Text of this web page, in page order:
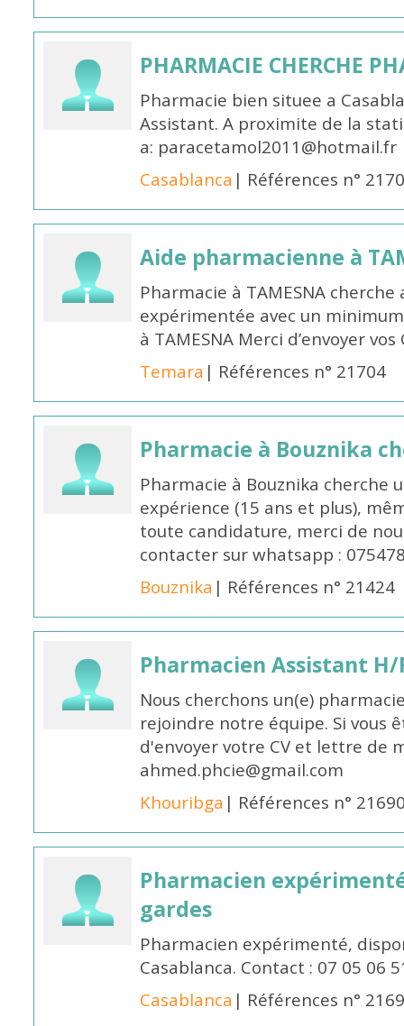
PHARMACIE CHERCHE
Pharmacie bien situee a
Assistant. A proximite de la
a: paracetamol2011@hotmail.fr
Casablanca | Références n°
Aide pharmacienne à
Pharmacie à TAMESNA
expérimentée avec un
à TAMESNA Merci d’envoyer
Temara | Références n° 21704
Pharmacie à Bouznika
Pharmacie à Bouznika cherche
expérience (15 ans et plus),
toute candidature, merci de
contacter sur whatsapp :
Bouznika | Références n° 21424
Pharmacien Assistant
Nous cherchons un(e)
rejoindre notre équipe. Si vous
d'envoyer votre CV et lettre de
ahmed.phcie@gmail.com
Khouribga | Références n°
Pharmacien
gardes
Pharmacien expérimenté,
Casablanca. Contact : 07 05 06
Casablanca | Références n°